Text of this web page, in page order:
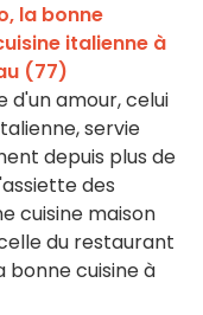
la bonne
italienne à
(77)
d'un amour, celui
servie
depuis plus de
des
cuisine maison
du restaurant
bonne cuisine à